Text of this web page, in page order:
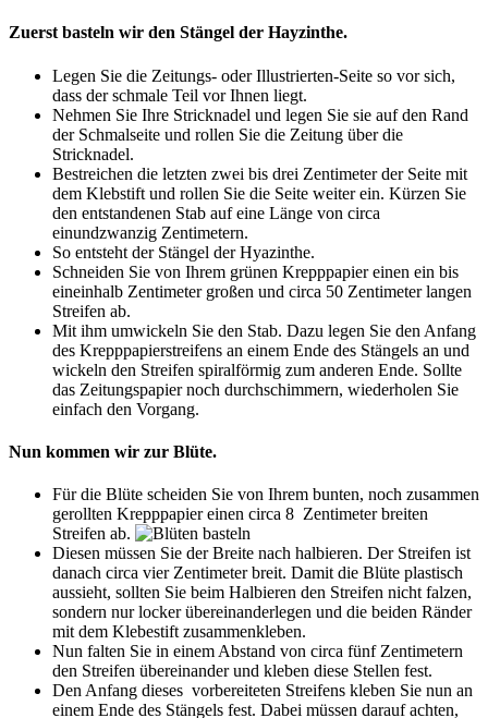
Zuerst basteln wir den Stängel der Hayzinthe.
Legen Sie die Zeitungs- oder Illustrierten-Seite so vor sich,
dass der schmale Teil vor Ihnen liegt.
Nehmen Sie Ihre Stricknadel und legen Sie sie auf den Rand
der Schmalseite und rollen Sie die Zeitung über die
Stricknadel.
Bestreichen die letzten zwei bis drei Zentimeter der Seite mit
dem Klebstift und rollen Sie die Seite weiter ein. Kürzen Sie
den entstandenen Stab auf eine Länge von circa
einundzwanzig Zentimetern.
So entsteht der Stängel der Hyazinthe.
Schneiden Sie von Ihrem grünen Krepppapier einen ein bis
eineinhalb Zentimeter großen und circa 50 Zentimeter langen
Streifen ab.
Mit ihm umwickeln Sie den Stab. Dazu legen Sie den Anfang
des Krepppapierstreifens an einem Ende des Stängels an und
wickeln den Streifen spiralförmig zum anderen Ende. Sollte
das Zeitungspapier noch durchschimmern, wiederholen Sie
einfach den Vorgang.
Nun kommen wir zur Blüte.
Für die Blüte scheiden Sie von Ihrem bunten, noch zusammen
gerollten Krepppapier einen circa 8 Zentimeter breiten
Streifen ab.
Diesen müssen Sie der Breite nach halbieren. Der Streifen ist
danach circa vier Zentimeter breit. Damit die Blüte plastisch
aussieht, sollten Sie beim Halbieren den Streifen nicht falzen,
sondern nur locker übereinanderlegen und die beiden Ränder
mit dem Klebestift zusammenkleben.
Nun falten Sie in einem Abstand von circa fünf Zentimetern
den Streifen übereinander und kleben diese Stellen fest.
Den Anfang dieses vorbereiteten Streifens kleben Sie nun an
einem Ende des Stängels fest. Dabei müssen darauf achten,